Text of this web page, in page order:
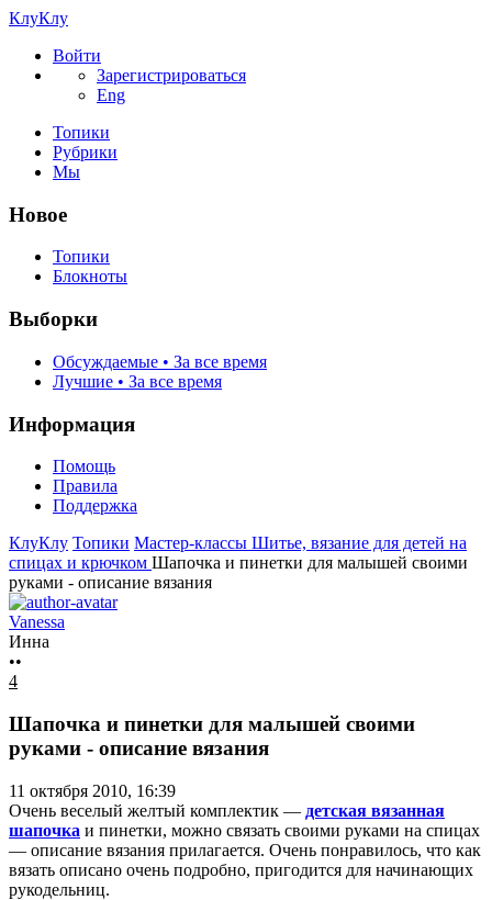
КлуКлу
Войти
Зарегистрироваться
Eng
Топики
Рубрики
Мы
Новое
Топики
Блокноты
Выборки
Обсуждаемые • За все время
Лучшие • За все время
Информация
Помощь
Правила
Поддержка
КлуКлу Топики Мастер-классы Шитье, вязание для детей на
спицах и крючком Шапочка и пинетки для малышей своими
руками - описание вязания
Vanessa
Инна
••
4
Шапочка и пинетки для малышей своими
руками - описание вязания
11 октября 2010, 16:39
Очень веселый желтый комплектик — детская вязанная
шапочка и пинетки, можно связать своими руками на спицах
— описание вязания прилагается. Очень понравилось, что как
вязать описано очень подробно, пригодится для начинающих
рукодельниц.